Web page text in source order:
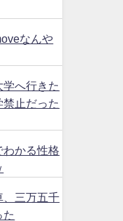
なんや
へ行きた
止だった
わかる性格
、三万五千
た